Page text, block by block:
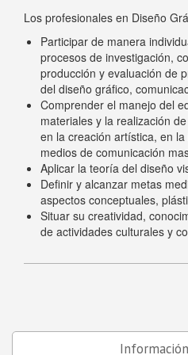
Los profesionales en Diseño
Participar de manera
procesos de investigación,
producción y evaluación de
del diseño gráfico,
Comprender el manejo del
materiales y la realización
en la creación artística, en
medios de comunicación
Aplicar la teoría del diseño
Definir y alcanzar metas
aspectos conceptuales,
Situar su creatividad,
de actividades culturales y